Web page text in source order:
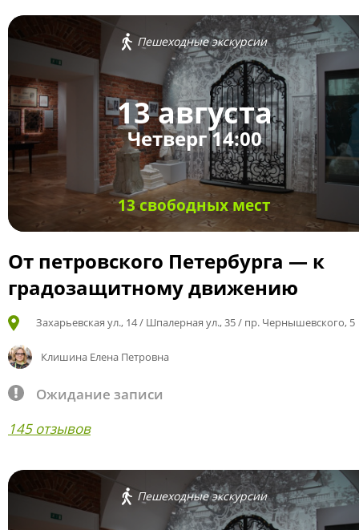
Пешеходные экскурсии
13 августа
Четверг 14:00
13 свободных мест
От петровского Петербурга — к
градозащитному движению
Захарьевская ул., 14 / Шпалерная ул., 35 / пр. Чернышевского, 5
Клишина Елена Петровна
Ожидание записи
145 отзывов
Пешеходные экскурсии